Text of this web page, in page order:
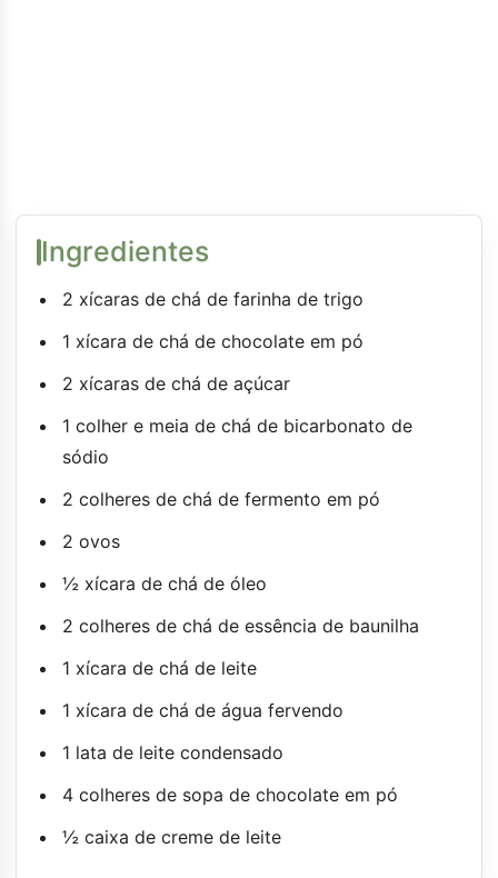
Ingredientes
2 xícaras de chá de farinha de trigo
1 xícara de chá de chocolate em pó
2 xícaras de chá de açúcar
1 colher e meia de chá de bicarbonato de
sódio
2 colheres de chá de fermento em pó
2 ovos
½ xícara de chá de óleo
2 colheres de chá de essência de baunilha
1 xícara de chá de leite
1 xícara de chá de água fervendo
1 lata de leite condensado
4 colheres de sopa de chocolate em pó
½ caixa de creme de leite